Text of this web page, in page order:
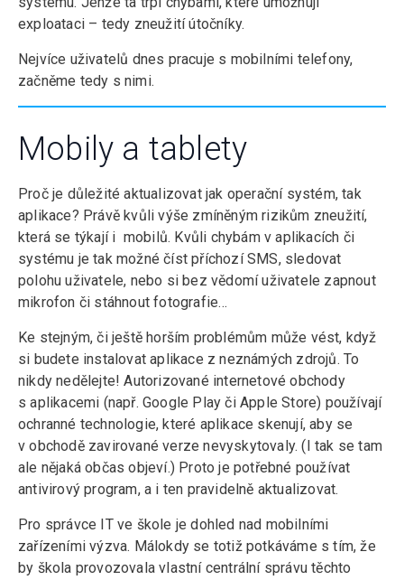
exploataci – tedy zneužití útočníky.
Nejvíce uživatelů dnes pracuje s mobilními telefony,
začněme tedy s nimi.
Mobily a tablety
Proč je důležité aktualizovat jak operační systém, tak
aplikace? Právě kvůli výše zmíněným rizikům zneužití,
která se týkají i mobilů. Kvůli chybám v aplikacích či
systému je tak možné číst příchozí SMS, sledovat
polohu uživatele, nebo si bez vědomí uživatele zapnout
mikrofon či stáhnout fotografie…
Ke stejným, či ještě horším problémům může vést, když
si budete instalovat aplikace z neznámých zdrojů. To
nikdy nedělejte! Autorizované internetové obchody
s aplikacemi (např. Google Play či Apple Store) používají
ochranné technologie, které aplikace skenují, aby se
v obchodě zavirované verze nevyskytovaly. (I tak se tam
ale nějaká občas objeví.) Proto je potřebné používat
antivirový program, a i ten pravidelně aktualizovat.
Pro správce IT ve škole je dohled nad mobilními
zařízeními výzva. Málokdy se totiž potkáváme s tím, že
by škola provozovala vlastní centrální správu těchto